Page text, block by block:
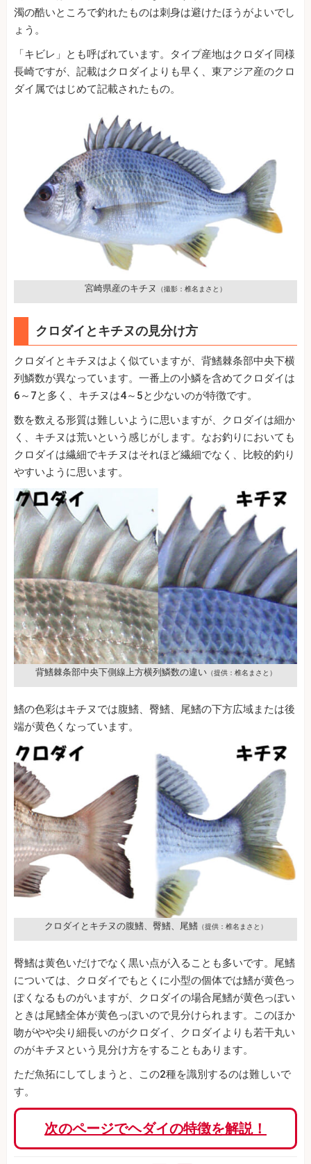
濁の酷いところで釣れたものは刺身は避けたほうがよいでし
ょう。
「キビレ」とも呼ばれています。タイプ産地はクロダイ同様
長崎ですが、記載はクロダイよりも早く、東アジア産のクロ
ダイ属ではじめて記載されたもの。
宮崎県産のキチヌ （撮影：椎名まさと）
クロダイとキチヌの見分け方
クロダイとキチヌはよく似ていますが、背鰭棘条部中央下横
列鱗数が異なっています。一番上の小鱗を含めてクロダイは
6～7と多く、キチヌは4～5と少ないのが特徴です。
数を数える形質は難しいように思いますが、クロダイは細か
く、キチヌは荒いという感じがします。なお釣りにおいても
クロダイは繊細でキチヌはそれほど繊細でなく、比較的釣り
やすいように思います。
背鰭棘条部中央下側線上方横列鱗数の違い（提供：椎名まさと）
鰭の色彩はキチヌでは腹鰭、臀鰭、尾鰭の下方広域または後
端が黄色くなっています。
クロダイとキチヌの腹鰭、臀鰭、尾鰭（提供：椎名まさと）
臀鰭は黄色いだけでなく黒い点が入ることも多いです。尾鰭
については、クロダイでもとくに小型の個体では鰭が黄色っ
ぽくなるものがいますが、クロダイの場合尾鰭が黄色っぽい
ときは尾鰭全体が黄色っぽいので見分けられます。このほか
吻がやや尖り細長いのがクロダイ、クロダイよりも若干丸い
のがキチヌという見分け方をすることもあります。
ただ魚拓にしてしまうと、この2種を識別するのは難しいで
す。
次のページでヘダイの特徴を解説！